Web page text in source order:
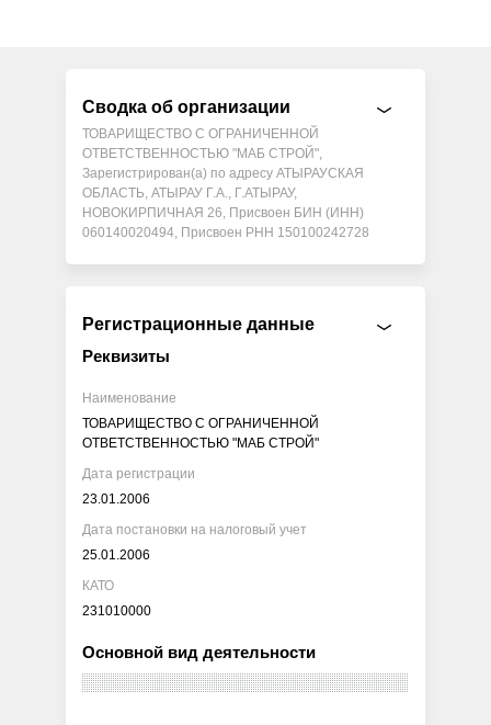
Сводка об организации
ТОВАРИЩЕСТВО С ОГРАНИЧЕННОЙ
ОТВЕТСТВЕННОСТЬЮ "МАБ СТРОЙ",
Зарегистрирован(а) по адресу АТЫРАУСКАЯ
ОБЛАСТЬ, АТЫРАУ Г.А., Г.АТЫРАУ,
НОВОКИРПИЧНАЯ 26, Присвоен БИН (ИНН)
060140020494, Присвоен РНН 150100242728
Регистрационные данные
Реквизиты
Наименование
ТОВАРИЩЕСТВО С ОГРАНИЧЕННОЙ
ОТВЕТСТВЕННОСТЬЮ "МАБ СТРОЙ"
Дата регистрации
23.01.2006
Дата постановки на налоговый учет
25.01.2006
КАТО
231010000
Основной вид деятельности